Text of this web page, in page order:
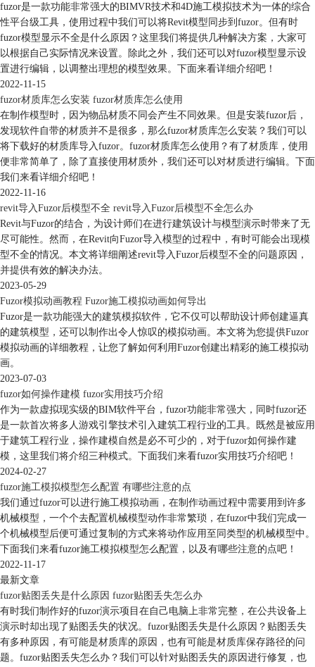
fuzor是一款功能非常强大的BIMVR技术和4D施工模拟技术为一体的综合
性平台级工具，使用过程中我们可以将Revit模型同步到fuzor。但有时
fuzor模型显示不全是什么原因？这里我们将提供几种解决方案，大家可
以根据自己实际情况来设置。除此之外，我们还可以对fuzor模型显示设
置进行编辑，以调整出理想的模型效果。下面来看详细介绍吧！
2022-11-15
fuzor材质库怎么安装 fuzor材质库怎么使用
在制作模型时，因为物品材质不同会产生不同效果。但是安装fuzor后，
发现软件自带的材质并不是很多，那么fuzor材质库怎么安装？我们可以
将下载好的材质库导入fuzor。fuzor材质库怎么使用？有了材质库，使用
便非常简单了，除了直接使用材质外，我们还可以对材质进行编辑。下面
我们来看详细介绍吧！
2022-11-16
revit导入Fuzor后模型不全 revit导入Fuzor后模型不全怎么办
Revit与Fuzor的结合，为设计师们在进行建筑设计与模型演示时带来了无
尽可能性。然而，在Revit向Fuzor导入模型的过程中，有时可能会出现模
型不全的情况。本文将详细阐述revit导入Fuzor后模型不全的问题原因，
并提供有效的解决办法。
2023-05-29
Fuzor模拟动画教程 Fuzor施工模拟动画如何导出
Fuzor是一款功能强大的建筑模拟软件，它不仅可以帮助设计师创建逼真
的建筑模型，还可以制作出令人惊叹的模拟动画。本文将为您提供Fuzor
模拟动画的详细教程，让您了解如何利用Fuzor创建出精彩的施工模拟动
画。
2023-07-03
fuzor如何操作建模 fuzor实用技巧介绍
作为一款虚拟现实级的BIM软件平台，fuzor功能非常强大，同时fuzor还
是一款首次将多人游戏引擎技术引入建筑工程行业的工具。既然是被应用
于建筑工程行业，操作建模自然是必不可少的，对于fuzor如何操作建
模，这里我们将介绍三种模式。下面我们来看fuzor实用技巧介绍吧！
2024-02-27
fuzor施工模拟模型怎么配置 有哪些注意的点
我们通过fuzor可以进行施工模拟动画，在制作动画过程中需要用到许多
机械模型，一个个去配置机械模型动作非常繁琐，在fuzor中我们完成一
个机械模型后便可通过复制的方式来将动作应用至同类型的机械模型中。
下面我们来看fuzor施工模拟模型怎么配置，以及有哪些注意的点吧！
2022-11-17
最新文章
fuzor贴图丢失是什么原因 fuzor贴图丢失怎么办
有时我们制作好的fuzor演示项目在自己电脑上非常完整，在公共设备上
演示时却出现了贴图丢失的状况。fuzor贴图丢失是什么原因？贴图丢失
有多种原因，有可能是材质库的原因，也有可能是材质库保存路径的问
题。fuzor贴图丢失怎么办？我们可以针对贴图丢失的原因进行修复，也